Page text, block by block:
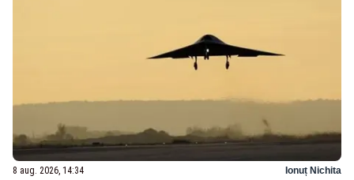
8 aug. 2026, 14:34 Ionuț Nichita